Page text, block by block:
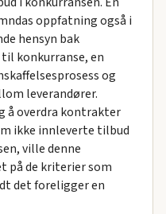
oppfatning også i
hensyn bak
konkurranse, en
og
leverandører.
å overdra kontrakter
ikke innleverte tilbud
ville denne
på de kriterier som
det foreligger en